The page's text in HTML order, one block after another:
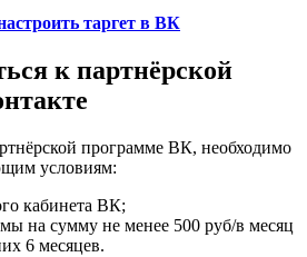
таргет в ВК
к партнёрской
программе ВК, необходимо
условиям:
кабинета ВК;
на сумму не менее 500 руб/в месяц
6 месяцев.